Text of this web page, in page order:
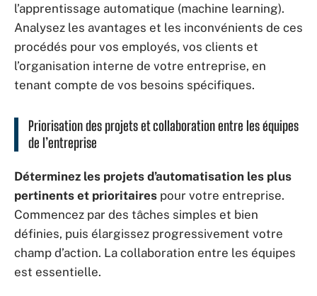
l’apprentissage automatique (machine learning).
Analysez les avantages et les inconvénients de ces
procédés pour vos employés, vos clients et
l’organisation interne de votre entreprise, en
tenant compte de vos besoins spécifiques.
Priorisation des projets et collaboration entre les équipes
de l’entreprise
Déterminez les projets d’automatisation les plus
pertinents et prioritaires pour votre entreprise.
Commencez par des tâches simples et bien
définies, puis élargissez progressivement votre
champ d’action. La collaboration entre les équipes
est essentielle.